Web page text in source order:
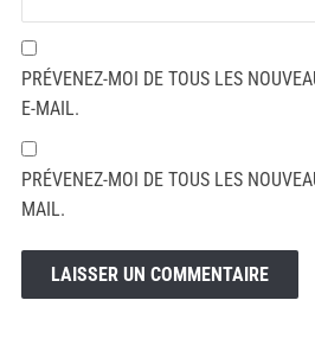
PRÉVENEZ-MOI DE TOUS LES
E-MAIL.
PRÉVENEZ-MOI DE TOUS LES
MAIL.